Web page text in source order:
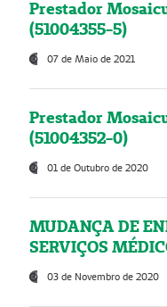
Prestador
(51004355-5)
07 de Maio de 2021
Prestador
(51004352-0)
01 de Outubro de 2020
MUDANÇA DE
SERVIÇOS
03 de Novembro de 2020